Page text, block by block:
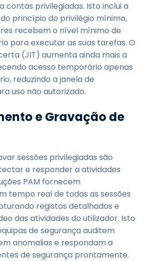
contas privilegiadas. Isto inclui a
princípio do privilégio mínimo,
recebem o nível mínimo de
para executar as suas tarefas. O
(JIT) aumenta ainda mais a
acesso temporário apenas
reduzindo a janela de
uso não autorizado.
e Gravação de
sessões privilegiadas são
e responder a atividades
PAM fornecem
tempo real de todas as sessões
registos detalhados e
das atividades do utilizador. Isto
de segurança auditem
anomalias e respondam a
de segurança prontamente.